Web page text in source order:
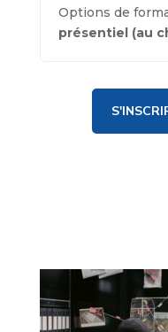
Options de
présentiel (au